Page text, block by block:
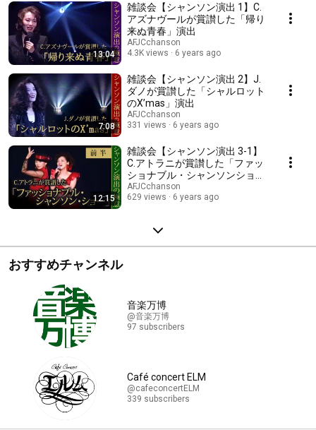
13:04
雑談会【シャンソン演出 1】C.
アズナヴールが賞讃した「帰り
来ぬ青春」演出
AFJCchanson
4.3K views
6 years ago
7:08
雑談会【シャンソン演出 2】J.
ダノが賞讃した「シャルロット
のX’mas」演出
AFJCchanson
331 views
6 years ago
12:15
雑談会【シャンソン演出 3-1】
C.アトラニが賞讃した「ファッ
ショナブル・シャンソンショ
ー」演出
AFJCchanson
629 views
6 years ago
おすすめチャンネル
音楽万博
@音楽万博
97 subscribers
Café concert ELM
@cafeconcertELM
339 subscribers